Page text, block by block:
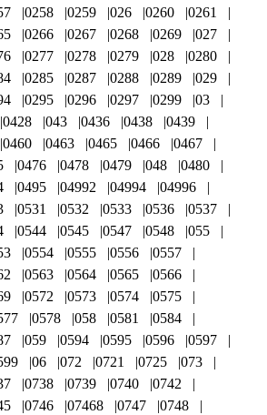
0258 0259 026 0260
0261
0266 0267 0268 0269
027
0277 0278 0279 028
0280
0285 0287 0288 0289
029
0295 0296 0297 0299
03
0428 043 0436 0438
0439
0460 0463 0465 0466
0467
0476 0478 0479 048
0480
0495 04992 04994
04996
0531 0532 0533 0536
0537
0544 0545 0547 0548
055
0554 0555 0556
0557
0563 0564 0565
0566
0572 0573 0574
0575
0578 058 0581
0584
059 0594 0595 0596
0597
06 072 0721 0725
073
0738 0739 0740
0742
0746 07468 0747
0748